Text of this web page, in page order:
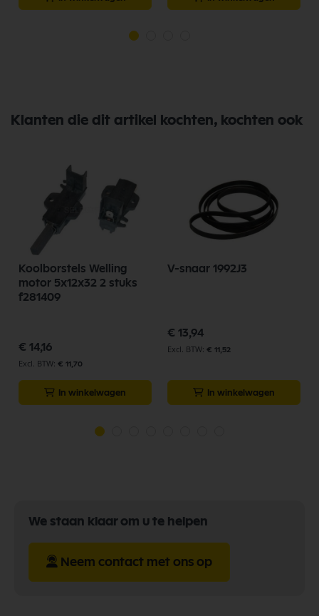
Klanten die dit artikel kochten, kochten ook
Koolborstels Welling
motor 5x12x32 2 stuks
f281409
€ 14,16
€ 11,70
In winkelwagen
V-snaar 1992J3
€ 13,94
€ 11,52
In winkelwagen
We staan klaar om u te helpen
Neem contact met ons op